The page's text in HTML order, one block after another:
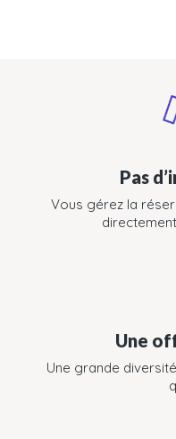
Pas
Vous gérez la
Une
Une grande